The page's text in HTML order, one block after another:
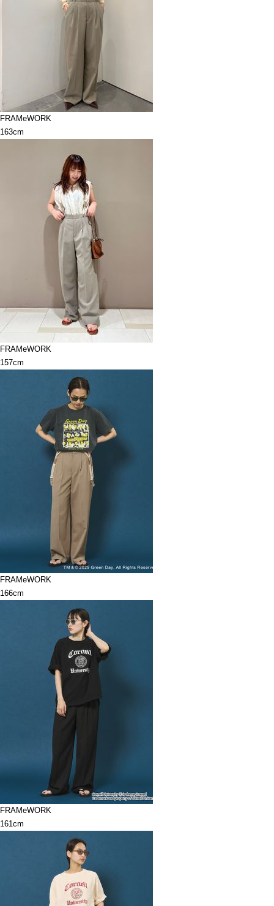
FRAMeWORK
163cm
FRAMeWORK
157cm
FRAMeWORK
166cm
FRAMeWORK
161cm